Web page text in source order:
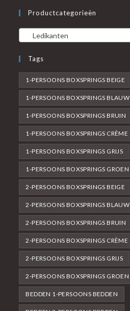
Productcategorieën
Ledikanten
Tags
1-PERSOONS BOXSPRINGS BEIGE
1-PERSOONS BOXSPRINGS BLAUW
1-PERSOONS BOXSPRINGS BRUIN
1-PERSOONS BOXSPRINGS CRÈME
1-PERSOONS BOXSPRINGS GRIJS
1-PERSOONS BOXSPRINGS GROEN
2-PERSOONS BOXSPRINGS BEIGE
2-PERSOONS BOXSPRINGS BLAUW
2-PERSOONS BOXSPRINGS BRUIN
2-PERSOONS BOXSPRINGS CRÈME
2-PERSOONS BOXSPRINGS GRIJS
2-PERSOONS BOXSPRINGS GROEN
BEDDEN 1-PERSOONS BEDDEN